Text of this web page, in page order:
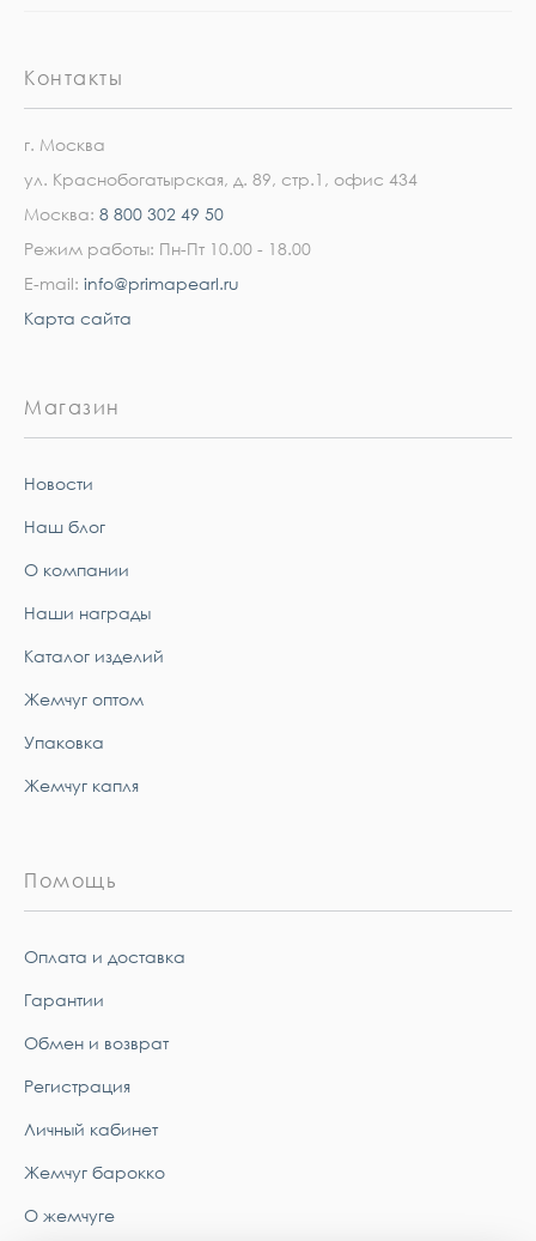
Контакты
г. Москва
ул. Краснобогатырская, д. 89, стр.1, офис 434
Москва: 8 800 302 49 50
Режим работы: Пн-Пт 10.00 - 18.00
E-mail: info@primapearl.ru
Карта сайта
Магазин
Новости
Наш блог
О компании
Наши награды
Каталог изделий
Жемчуг оптом
Упаковка
Жемчуг капля
Помощь
Оплата и доставка
Гарантии
Обмен и возврат
Регистрация
Личный кабинет
Жемчуг барокко
О жемчуге